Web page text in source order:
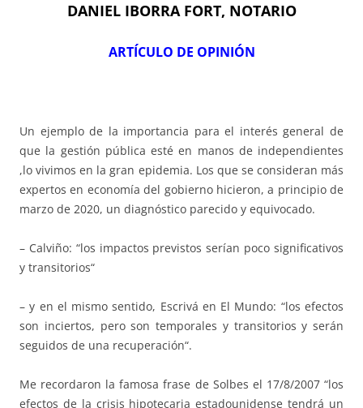
DANIEL IBORRA FORT, NOTARIO
ARTÍCULO DE OPINIÓN
Un ejemplo de la importancia para el interés general de
que la gestión pública esté en manos de independientes
,lo vivimos en la gran epidemia. Los que se consideran más
expertos en economía del gobierno hicieron, a principio de
marzo de 2020, un diagnóstico parecido y equivocado.
– Calviño: “los impactos previstos serían poco significativos
y transitorios“
– y en el mismo sentido, Escrivá en El Mundo: “los efectos
son inciertos, pero son temporales y transitorios y serán
seguidos de una recuperación“.
Me recordaron la famosa frase de Solbes el 17/8/2007 “los
efectos de la crisis hipotecaria estadounidense tendrá un